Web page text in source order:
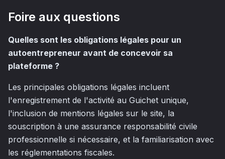
Foire aux questions
Quelles sont les obligations légales pour un
autoentrepreneur avant de concevoir sa
plateforme ?
Les principales obligations légales incluent
l'enregistrement de l'activité au Guichet unique,
l'inclusion de mentions légales sur le site, la
souscription à une assurance responsabilité civile
professionnelle si nécessaire, et la familiarisation avec
les réglementations fiscales.